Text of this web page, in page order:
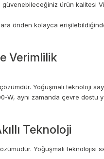
ürün kalitesi
önden kolayca
Verimlilik
Yoğuşmalı teknoloji
aynı zamanda çevre dostu
Teknoloji
Yoğuşmalı teknolojisi